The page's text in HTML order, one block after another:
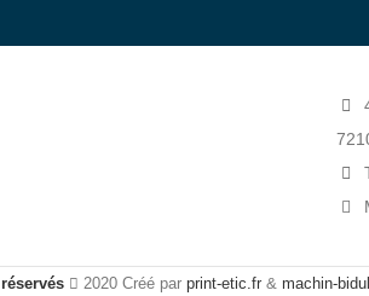
2020 Créé par print-etic.fr & machin-